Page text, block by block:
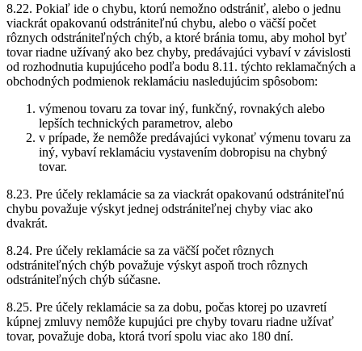
8.22. Pokiaľ ide o chybu, ktorú nemožno odstrániť, alebo o jednu
viackrát opakovanú odstrániteľnú chybu, alebo o väčší počet
rôznych odstrániteľných chýb, a ktoré bránia tomu, aby mohol byť
tovar riadne užívaný ako bez chyby, predávajúci vybaví v závislosti
od rozhodnutia kupujúceho podľa bodu 8.11. týchto reklamačných a
obchodných podmienok reklamáciu nasledujúcim spôsobom:
výmenou tovaru za tovar iný, funkčný, rovnakých alebo
lepších technických parametrov, alebo
v prípade, že nemôže predávajúci vykonať výmenu tovaru za
iný, vybaví reklamáciu vystavením dobropisu na chybný
tovar.
8.23. Pre účely reklamácie sa za viackrát opakovanú odstrániteľnú
chybu považuje výskyt jednej odstrániteľnej chyby viac ako
dvakrát.
8.24. Pre účely reklamácie sa za väčší počet rôznych
odstrániteľných chýb považuje výskyt aspoň troch rôznych
odstrániteľných chýb súčasne.
8.25. Pre účely reklamácie sa za dobu, počas ktorej po uzavretí
kúpnej zmluvy nemôže kupujúci pre chyby tovaru riadne užívať
tovar, považuje doba, ktorá tvorí spolu viac ako 180 dní.